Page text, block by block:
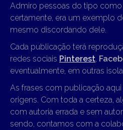
Admiro pessoas do tipo como
certamente, era um exemplo
mesmo discordando dele.
Cada publicação terá
redes sociais Pinterest
eventualmente, em outras
As frases com publicação
origens. Com toda a certeza,
com autoria errada e sem
sendo, contamos com a